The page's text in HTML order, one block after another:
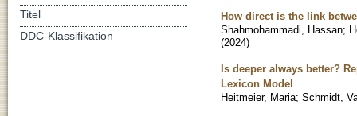
How direct is the link
Shahmohammadi, Hassan;
(2024)
Is deeper always better?
Lexicon Model
Heitmeier, Maria; Schmidt,
Titel
DDC-Klassifikation